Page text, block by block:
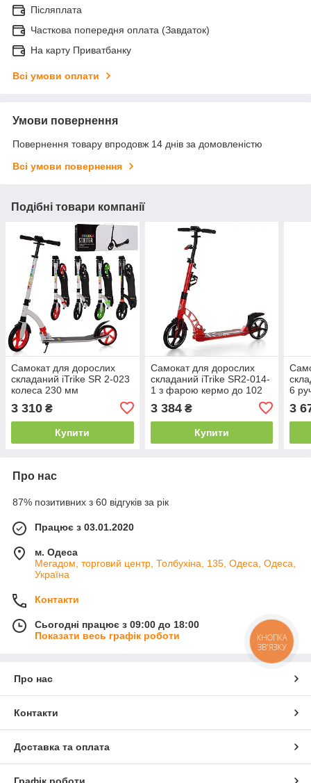
Післяплата
Часткова попередня оплата (Завдаток)
На карту Приватбанку
Всі умови оплати
Умови повернення
Повернення товару впродовж 14 днів за домовленістю
Всі умови повернення
Подібні товари компанії
Самокат для дорослих
складаний iTrike SR 2-023
колеса 230 мм
3 310 ₴
Купити
Самокат для дорослих
складаний iTrike SR2-014-
1 з фарою кермо до 102
3 384₴
Купити
6
3
Про нас
87% позитивних з 60 відгуків за рік
Працює з 03.01.2020
м. Одеса
Мегадом, торговий центр, Толбухіна, 135, Одеса, Одеса,
Україна
Контакти
Сьогодні працює з 09:00 до 18:00
Показати весь графік роботи
Про нас
Контакти
Доставка та оплата
Графік роботи
КНОПКА
ЗВ'ЯЗКУ